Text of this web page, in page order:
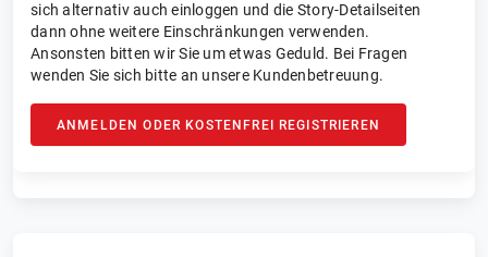
sich alternativ auch einloggen und die Story-Detailseiten
dann ohne weitere Einschränkungen verwenden.
Ansonsten bitten wir Sie um etwas Geduld. Bei Fragen
wenden Sie sich bitte an unsere Kundenbetreuung.
ANMELDEN ODER KOSTENFREI REGISTRIEREN